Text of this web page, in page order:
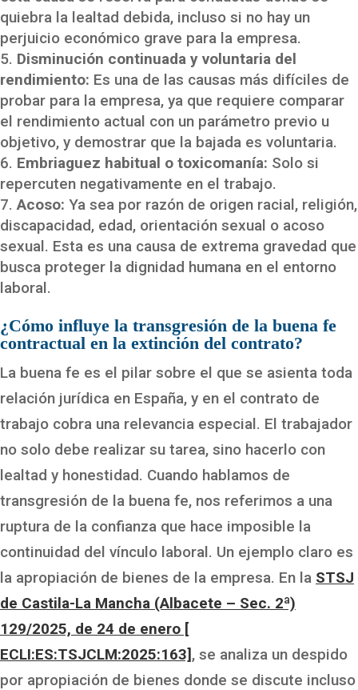
quiebra la lealtad debida, incluso si no hay un
perjuicio económico grave para la empresa.
Disminución continuada y voluntaria del
rendimiento: Es una de las causas más difíciles de
probar para la empresa, ya que requiere comparar
el rendimiento actual con un parámetro previo u
objetivo, y demostrar que la bajada es voluntaria.
Embriaguez habitual o toxicomanía: Solo si
repercuten negativamente en el trabajo.
Acoso: Ya sea por razón de origen racial, religión,
discapacidad, edad, orientación sexual o acoso
sexual. Esta es una causa de extrema gravedad que
busca proteger la dignidad humana en el entorno
laboral.
¿Cómo influye la transgresión de la buena fe
contractual en la extinción del contrato?
La buena fe es el pilar sobre el que se asienta toda
relación jurídica en España, y en el contrato de
trabajo cobra una relevancia especial. El trabajador
no solo debe realizar su tarea, sino hacerlo con
lealtad y honestidad. Cuando hablamos de
transgresión de la buena fe, nos referimos a una
ruptura de la confianza que hace imposible la
continuidad del vínculo laboral. Un ejemplo claro es
la apropiación de bienes de la empresa. En la STSJ
de Castila-La Mancha (Albacete – Sec. 2ª)
129/2025, de 24 de enero [
ECLI:ES:TSJCLM:2025:163], se analiza un despido
por apropiación de bienes donde se discute incluso